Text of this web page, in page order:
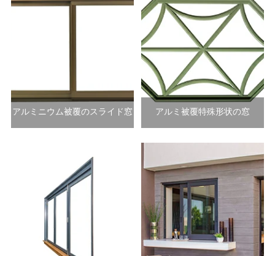
アルミニウム被覆のスライド窓 アルミ被覆特殊形状の窓